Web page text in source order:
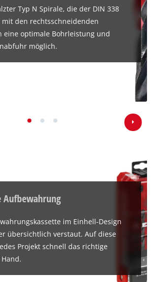
Typ N Spirale, die der DIN 338
den rechtsschneidenden
eine optimale Bohrleistung und
möglich.
Aufbewahrung
im Einhell-Design
übersichtlich verstaut. Auf diese
Projekt schnell das richtige